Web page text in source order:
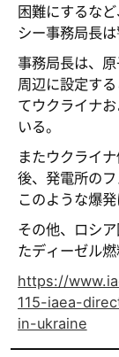
困難にするな
シー事務局長は
事務局長は、
周辺に設定す
てウクライナ
いる。
またウクライ
後、発電所の
このような爆
その他、ロシ
たディーゼル
https://
115-iaea-
in-ukraine